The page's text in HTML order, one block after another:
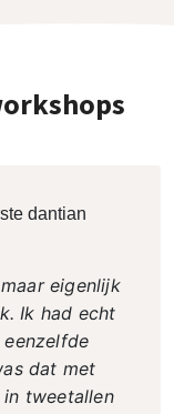
dantian
eigenlijk
Ik had echt
dat met
tweetallen